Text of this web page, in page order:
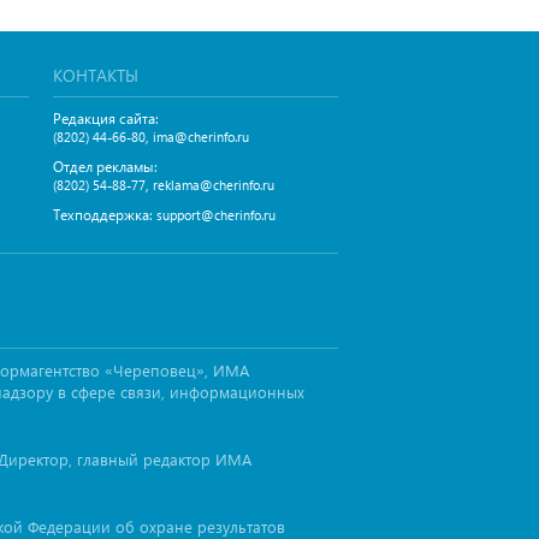
КОНТАКТЫ
Редакция сайта:
(8202) 44-66-80, ima@cherinfo.ru
Отдел рекламы:
(8202) 54-88-77, reklama@cherinfo.ru
Техподдержка: support@cherinfo.ru
«Череповец», ИМА
в сфере связи, информационных
главный редактор ИМА
Федерации об охране результатов